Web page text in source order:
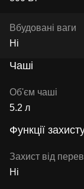
Вбудовані ваги
Ні
Чаші
Об'єм чаші
5.2 л
Функції
Захист від
Ні